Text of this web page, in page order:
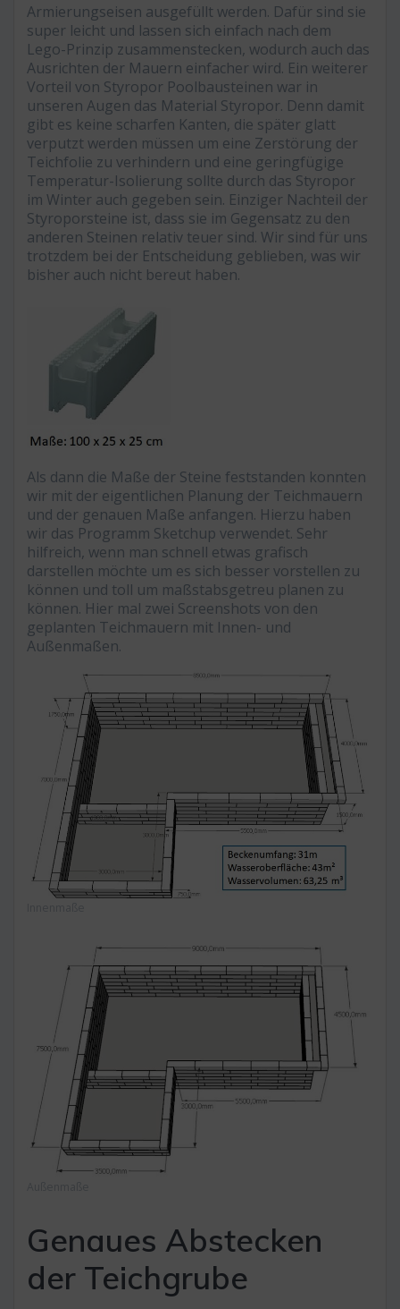
Armierungseisen ausgefüllt werden. Dafür sind sie
super leicht und lassen sich einfach nach dem
Lego-Prinzip zusammenstecken, wodurch auch das
Ausrichten der Mauern einfacher wird. Ein weiterer
Vorteil von Styropor Poolbausteinen war in
unseren Augen das Material Styropor. Denn damit
gibt es keine scharfen Kanten, die später glatt
verputzt werden müssen um eine Zerstörung der
Teichfolie zu verhindern und eine geringfügige
Temperatur-Isolierung sollte durch das Styropor
im Winter auch gegeben sein. Einziger Nachteil der
Styroporsteine ist, dass sie im Gegensatz zu den
anderen Steinen relativ teuer sind. Wir sind für uns
trotzdem bei der Entscheidung geblieben, was wir
bisher auch nicht bereut haben.
Als dann die Maße der Steine feststanden konnten
wir mit der eigentlichen Planung der Teichmauern
und der genauen Maße anfangen. Hierzu haben
wir das Programm Sketchup verwendet. Sehr
hilfreich, wenn man schnell etwas grafisch
darstellen möchte um es sich besser vorstellen zu
können und toll um maßstabsgetreu planen zu
können. Hier mal zwei Screenshots von den
geplanten Teichmauern mit Innen- und
Außenmaßen.
Genaues Abstecken
der Teichgrube